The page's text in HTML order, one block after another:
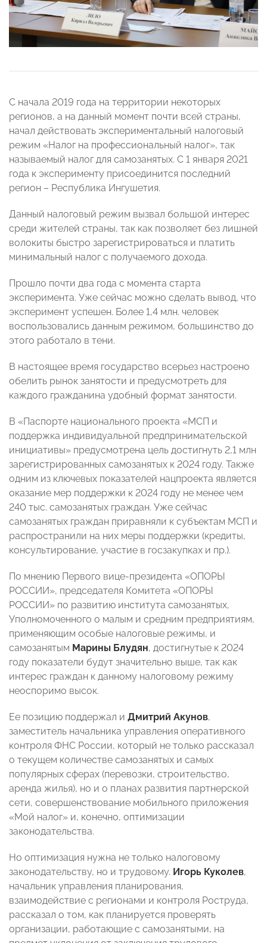
С начала 2019 года на территории некоторых
регионов, а на данный момент почти всей страны,
начал действовать экспериментальный налоговый
режим «Налог на профессиональный налог», так
называемый налог для самозанятых. С 1 января 2021
года к эксперименту присоединится последний
регион – Республика Ингушетия.
Данный налоговый режим вызвал большой интерес
среди жителей страны, так как позволяет без лишней
волокиты быстро зарегистрироваться и платить
минимальный налог с получаемого дохода.
Прошло почти два года с момента старта
эксперимента. Уже сейчас можно сделать вывод, что
эксперимент успешен. Более 1,4 млн. человек
воспользовались данным режимом, большинство до
этого работало в тени.
В настоящее время государство всерьез настроено
обелить рынок занятости и предусмотреть для
каждого гражданина удобный формат занятости.
В «Паспорте национального проекта «МСП и
поддержка индивидуальной предпринимательской
инициативы» предусмотрена цель достигнуть 2,1 млн
зарегистрированных самозанятых к 2024 году. Также
одним из ключевых показателей нацпроекта является
оказание мер поддержки к 2024 году не менее чем
240 тыс. самозанятых граждан. Уже сейчас
самозанятых граждан приравняли к субъектам МСП и
распространили на них меры поддержки (кредиты,
консультирование, участие в госзакупках и пр.).
По мнению Первого вице-президента «ОПОРЫ
РОССИИ», председателя Комитета «ОПОРЫ
РОССИИ» по развитию института самозанятых,
Уполномоченного о малым и средним предприятиям,
применяющим особые налоговые режимы, и
самозанятым Марины Блудян, достигнутые к 2024
году показатели будут значительно выше, так как
интерес граждан к данному налоговому режиму
неоспоримо высок.
Ее позицию поддержал и Дмитрий Акунов,
заместитель начальника управления оперативного
контроля ФНС России, который не только рассказал
о текущем количестве самозанятых и самых
популярных сферах (перевозки, строительство,
аренда жилья), но и о планах развития партнерской
сети, совершенствование мобильного приложения
«Мой налог» и, конечно, оптимизации
законодательства.
Но оптимизация нужна не только налоговому
законодательству, но и трудовому. Игорь Куколев,
начальник управления планирования,
взаимодействие с регионами и контроля Роструда,
рассказал о том, как планируется проверять
организации, работающие с самозанятыми, на